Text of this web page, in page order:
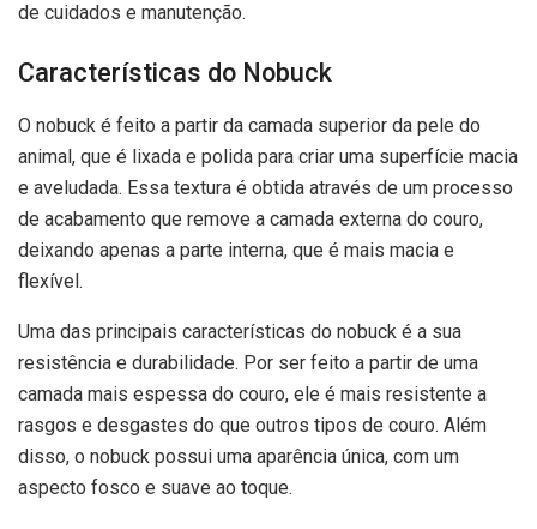
de cuidados e manutenção.
Características do Nobuck
O nobuck é feito a partir da camada superior da pele do
animal, que é lixada e polida para criar uma superfície macia
e aveludada. Essa textura é obtida através de um processo
de acabamento que remove a camada externa do couro,
deixando apenas a parte interna, que é mais macia e
flexível.
Uma das principais características do nobuck é a sua
resistência e durabilidade. Por ser feito a partir de uma
camada mais espessa do couro, ele é mais resistente a
rasgos e desgastes do que outros tipos de couro. Além
disso, o nobuck possui uma aparência única, com um
aspecto fosco e suave ao toque.